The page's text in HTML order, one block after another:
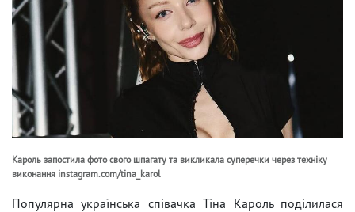
Кароль запостила фото свого шпагату та викликала суперечки через техніку
виконання instagram.com/tina_karol
Популярна українська співачка Тіна Кароль поділилася